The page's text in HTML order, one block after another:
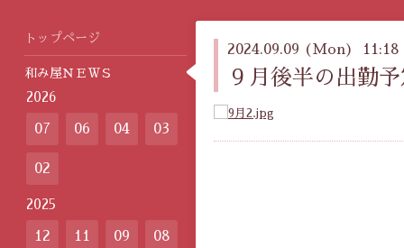
2024.09.09 (Mon) 11:18
９月後半の出勤
トップページ
和み屋ＮＥＷＳ
2026
07 06 04 03
02
2025
12 11 09 08